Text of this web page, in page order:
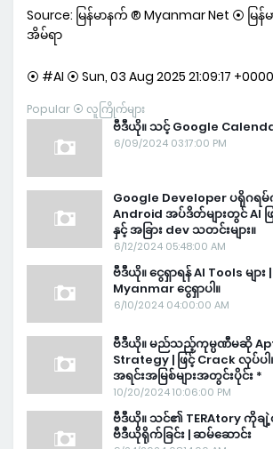
Source: မြန်မာနက် ® Myanmar Net ⦿ မ
အိမ်ရာ
⦿ #AI ⦿ Sun, 03 Aug 2025 21:09:17 +0000
Popular ⦿ လူကြိုက်များ
ဗီဒီယို။ သင့် Google
6/09/2024 03:17:00 PM
Google Developer ပရိုဂရ
Android အပ်ဒိတ်များတွင် AI
နှင့် အခြား dev သတင်းများ။
6/12/2024 05:48:00 AM
ဗီဒီယို။ ငွေရှာရန် AI Tools များ
Myanmar ငွေရှာပါ။
6/10/2024 04:00:00 AM
ဗီဒီယို။ မည်သည့်ကုမ္ပဏီမဆို
Strategy | ဖြင့် Crack လုပ်ပ
အရင်းအမြစ်များအတွင်းပိုင်း *
10/20/2024 10:06:00 PM
ဗီဒီယို။ သင်၏ TERAtory ကိုချဲ့
ဗီဒီယိုရိုက်ခြင်း | ဆမ်ဆောင်း